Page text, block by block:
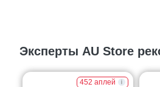
Эксперты AU Store
452 аплей